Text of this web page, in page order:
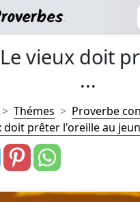
Le vieux doit
...
Thémes
Proverbe
doit prêter l'oreille au